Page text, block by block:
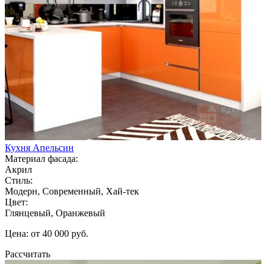
Кухня Апельсин
Материал фасада:
Акрил
Стиль:
Модерн, Современный, Хай-тек
Цвет:
Глянцевый, Оранжевый
Цена: от 40 000 руб.
Рассчитать